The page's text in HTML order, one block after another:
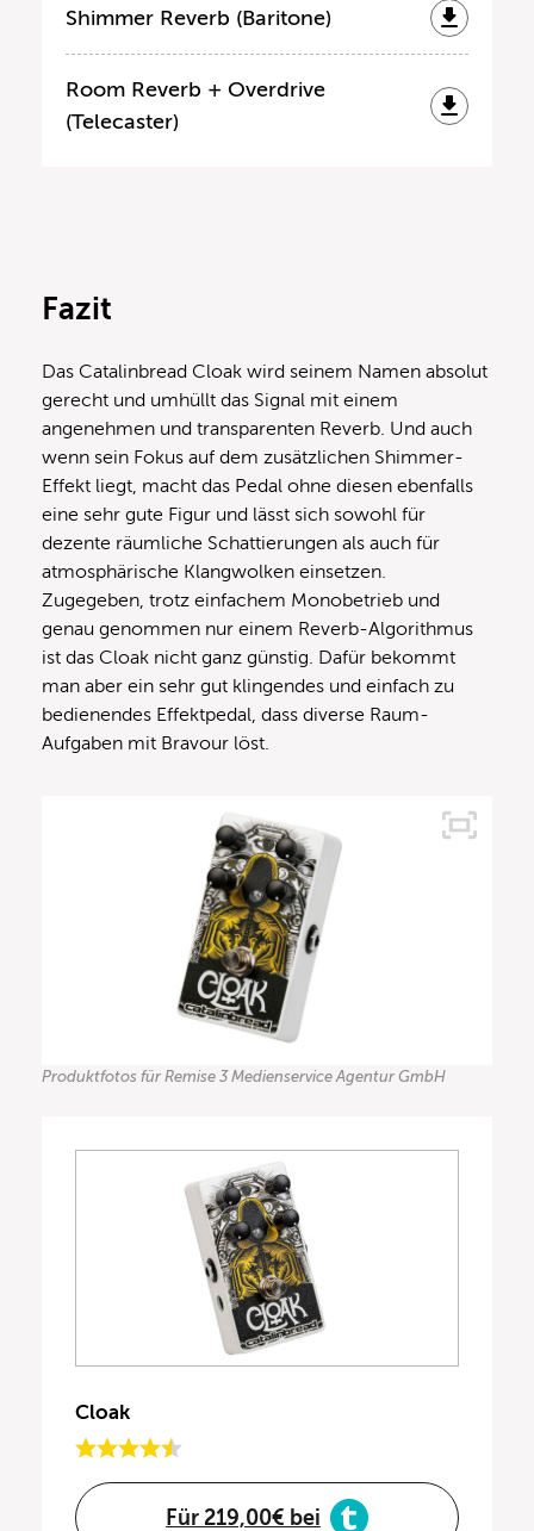
Shimmer Reverb (Baritone)
Room Reverb + Overdrive
(Telecaster)
Fazit
Das Catalinbread Cloak wird seinem Namen absolut
gerecht und umhüllt das Signal mit einem
angenehmen und transparenten Reverb. Und auch
wenn sein Fokus auf dem zusätzlichen Shimmer-
Effekt liegt, macht das Pedal ohne diesen ebenfalls
eine sehr gute Figur und lässt sich sowohl für
dezente räumliche Schattierungen als auch für
atmosphärische Klangwolken einsetzen.
Zugegeben, trotz einfachem Monobetrieb und
genau genommen nur einem Reverb-Algorithmus
ist das Cloak nicht ganz günstig. Dafür bekommt
man aber ein sehr gut klingendes und einfach zu
bedienendes Effektpedal, dass diverse Raum-
Aufgaben mit Bravour löst.
Produktfotos für Remise 3 Medienservice Agentur GmbH
Cloak
Für 219,00€ bei